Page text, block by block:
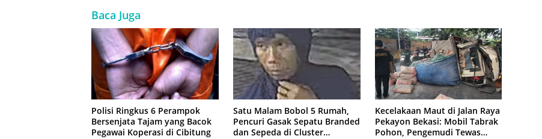
Baca Juga
Polisi Ringkus 6 Perampok
Bersenjata Tajam yang Bacok
Pegawai Koperasi di Cibitung
Satu Malam Bobol 5 Rumah,
Pencuri Gasak Sepatu Branded
dan Sepeda di Cluster
Kecelakaan Maut di Jalan Raya
Pekayon Bekasi: Mobil Tabrak
Pohon, Pengemudi Tewas